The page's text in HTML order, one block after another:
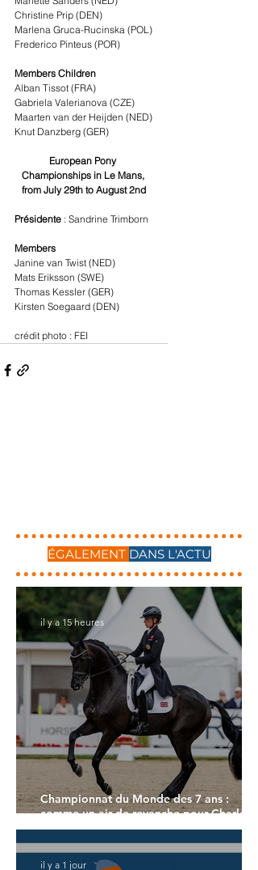
Christine Prip (DEN)
Marlena Gruca-Rucinska (POL)
Frederico Pinteus (POR)
Members Children
Alban Tissot (FRA)
Gabriela Valerianova (CZE)
Maarten van der Heijden (NED)
Knut Danzberg (GER)
European Pony
Championships in Le Mans,
from July 29th to August 2nd
Présidente : Sandrine Trimborn
Members
Janine van Twist (NED)
Mats Eriksson (SWE)
Thomas Kessler (GER)
Kirsten Soegaard (DEN)
crédit photo : FEI
ÉGALEMENT DANS L'ACTU
Championnat du Monde des 7 ans :
comme un air de revanche pour Charlotte
Dujardin
il y a 15 heures
il y a 1 jour